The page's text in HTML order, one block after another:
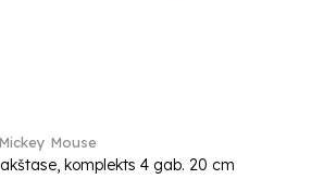
Mouse
komplekts 4 gab. 20 cm